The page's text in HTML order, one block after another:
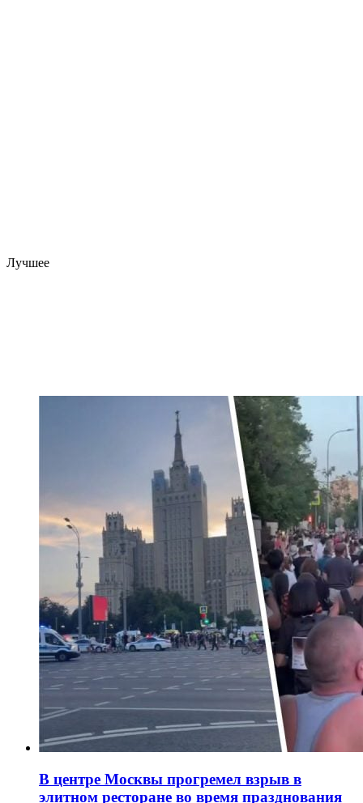
Лучшее
В центре Москвы прогремел взрыв в
элитном ресторане во время празднования